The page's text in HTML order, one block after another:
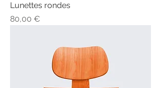
Lunettes rondes
Prix
80,00 €